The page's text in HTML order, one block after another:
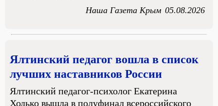
Наша Газета Крым 05.08.2026
Ялтинский педагог вошла в список
лучших наставников России
Ялтинский педагог-психолог Екатерина
Ходько вышла в полуфинал всероссийского